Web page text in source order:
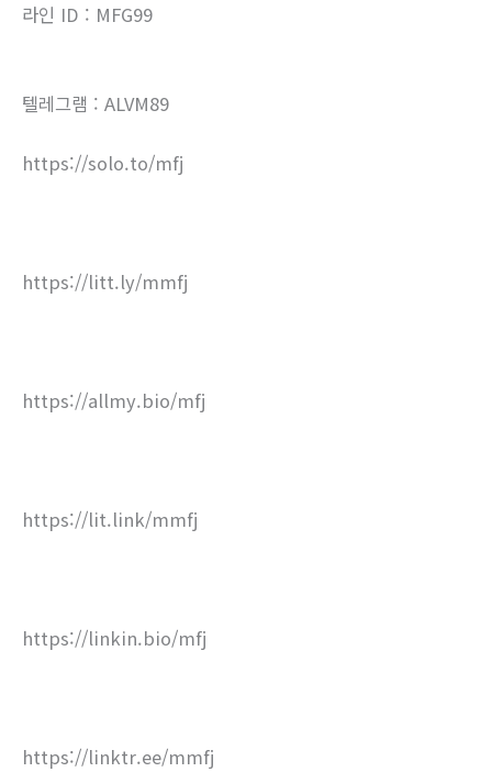
라인 ID : MFG99
텔레그램 : ALVM89
https://solo.to/mfj
https://litt.ly/mmfj
https://allmy.bio/mfj
https://lit.link/mmfj
https://linkin.bio/mfj
https://linktr.ee/mmfj